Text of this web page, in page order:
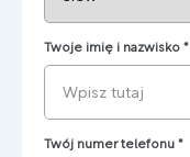
Twoje imię i nazwisko *
Twój numer telefonu *